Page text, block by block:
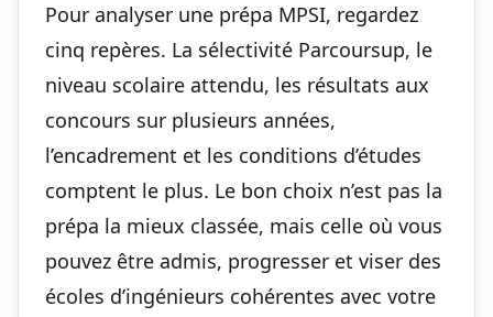
Pour analyser une prépa MPSI, regardez
cinq repères. La sélectivité Parcoursup, le
niveau scolaire attendu, les résultats aux
concours sur plusieurs années,
l’encadrement et les conditions d’études
comptent le plus. Le bon choix n’est pas la
prépa la mieux classée, mais celle où vous
pouvez être admis, progresser et viser des
écoles d’ingénieurs cohérentes avec votre